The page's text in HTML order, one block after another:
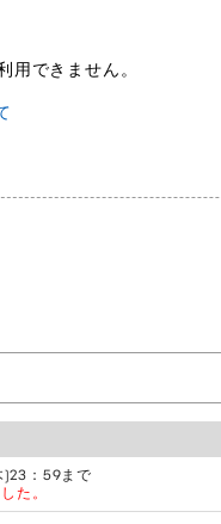
できません。
)23：59まで
た。